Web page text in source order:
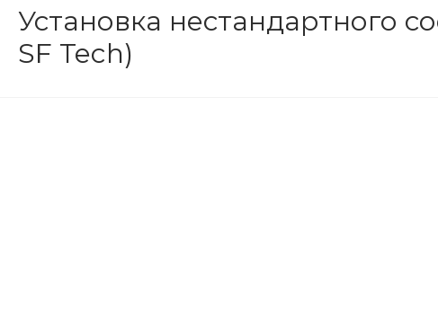
Установка нестандартного
SF Tech)